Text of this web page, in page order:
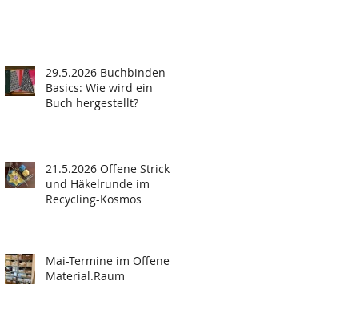
29.5.2026 Buchbinden-
Basics: Wie wird ein
Buch hergestellt?
21.5.2026 Offene Strick-
und Häkelrunde im
Recycling-Kosmos
Mai-Termine im Offenen
Material.Raum